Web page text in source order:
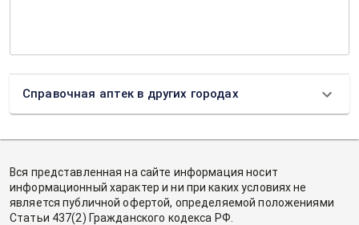
Справочная аптек в других городах
Вся представленная на сайте информация носит
информационный характер и ни при каких условиях не
является публичной офертой, определяемой положениями
Статьи 437(2) Гражданского кодекса РФ.